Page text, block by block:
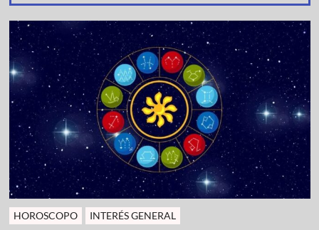
HOROSCOPO INTERÉS GENERAL